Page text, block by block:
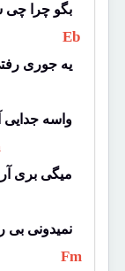
بگو چرا
Eb
یه جوری
واسه جدایی
میگی بری
نمیدونی بی
Fm